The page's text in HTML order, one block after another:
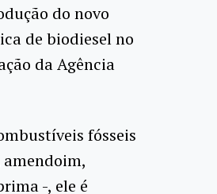
do novo
de biodiesel no
da Agência
fósseis
-, ele é